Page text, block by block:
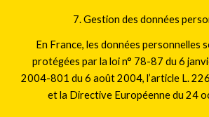
7. Gestion des données
En France, les données personnelles
protégées par la loi n° 78-87 du 6
2004-801 du 6 août 2004, l’article L.
et la Directive Européenne du 24